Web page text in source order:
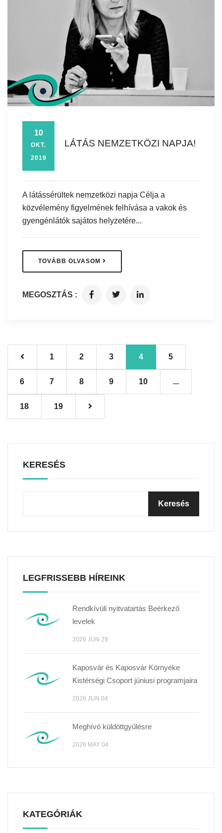
10
OKT.
2019
LÁTÁS NEMZETKÖZI NAPJA!
A látássérültek nemzetközi napja Célja a
közvélemény figyelmének felhívása a vakok és
gyengénlátók sajátos helyzetére...
TOVÁBB OLVASOM
MEGOSZTÁS :
1 2 3 4 5
6 7 8 9 10 ...
18 19
KERESÉS
LEGFRISSEBB HÍREINK
Rendkívüli nyitvatartás Beérkező
levelek
2026 JUN 29
Kaposvár és Kaposvár Környéke
Kistérségi Csoport júniusi programjaira
2026 JUN 04
Meghívó küldöttgyűlésre
2026 MAY 04
KATEGÓRIÁK